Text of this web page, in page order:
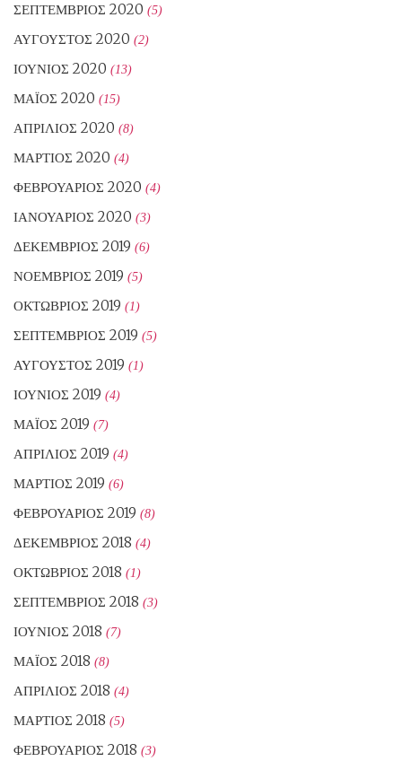
ΣΕΠΤΈΜΒΡΙΟΣ 2020 (5)
ΑΎΓΟΥΣΤΟΣ 2020 (2)
ΙΟΎΝΙΟΣ 2020 (13)
ΜΆΙΟΣ 2020 (15)
ΑΠΡΊΛΙΟΣ 2020 (8)
ΜΆΡΤΙΟΣ 2020 (4)
ΦΕΒΡΟΥΆΡΙΟΣ 2020 (4)
ΙΑΝΟΥΆΡΙΟΣ 2020 (3)
ΔΕΚΈΜΒΡΙΟΣ 2019 (6)
ΝΟΈΜΒΡΙΟΣ 2019 (5)
ΟΚΤΏΒΡΙΟΣ 2019 (1)
ΣΕΠΤΈΜΒΡΙΟΣ 2019 (5)
ΑΎΓΟΥΣΤΟΣ 2019 (1)
ΙΟΎΝΙΟΣ 2019 (4)
ΜΆΙΟΣ 2019 (7)
ΑΠΡΊΛΙΟΣ 2019 (4)
ΜΆΡΤΙΟΣ 2019 (6)
ΦΕΒΡΟΥΆΡΙΟΣ 2019 (8)
ΔΕΚΈΜΒΡΙΟΣ 2018 (4)
ΟΚΤΏΒΡΙΟΣ 2018 (1)
ΣΕΠΤΈΜΒΡΙΟΣ 2018 (3)
ΙΟΎΝΙΟΣ 2018 (7)
ΜΆΙΟΣ 2018 (8)
ΑΠΡΊΛΙΟΣ 2018 (4)
ΜΆΡΤΙΟΣ 2018 (5)
ΦΕΒΡΟΥΆΡΙΟΣ 2018 (3)